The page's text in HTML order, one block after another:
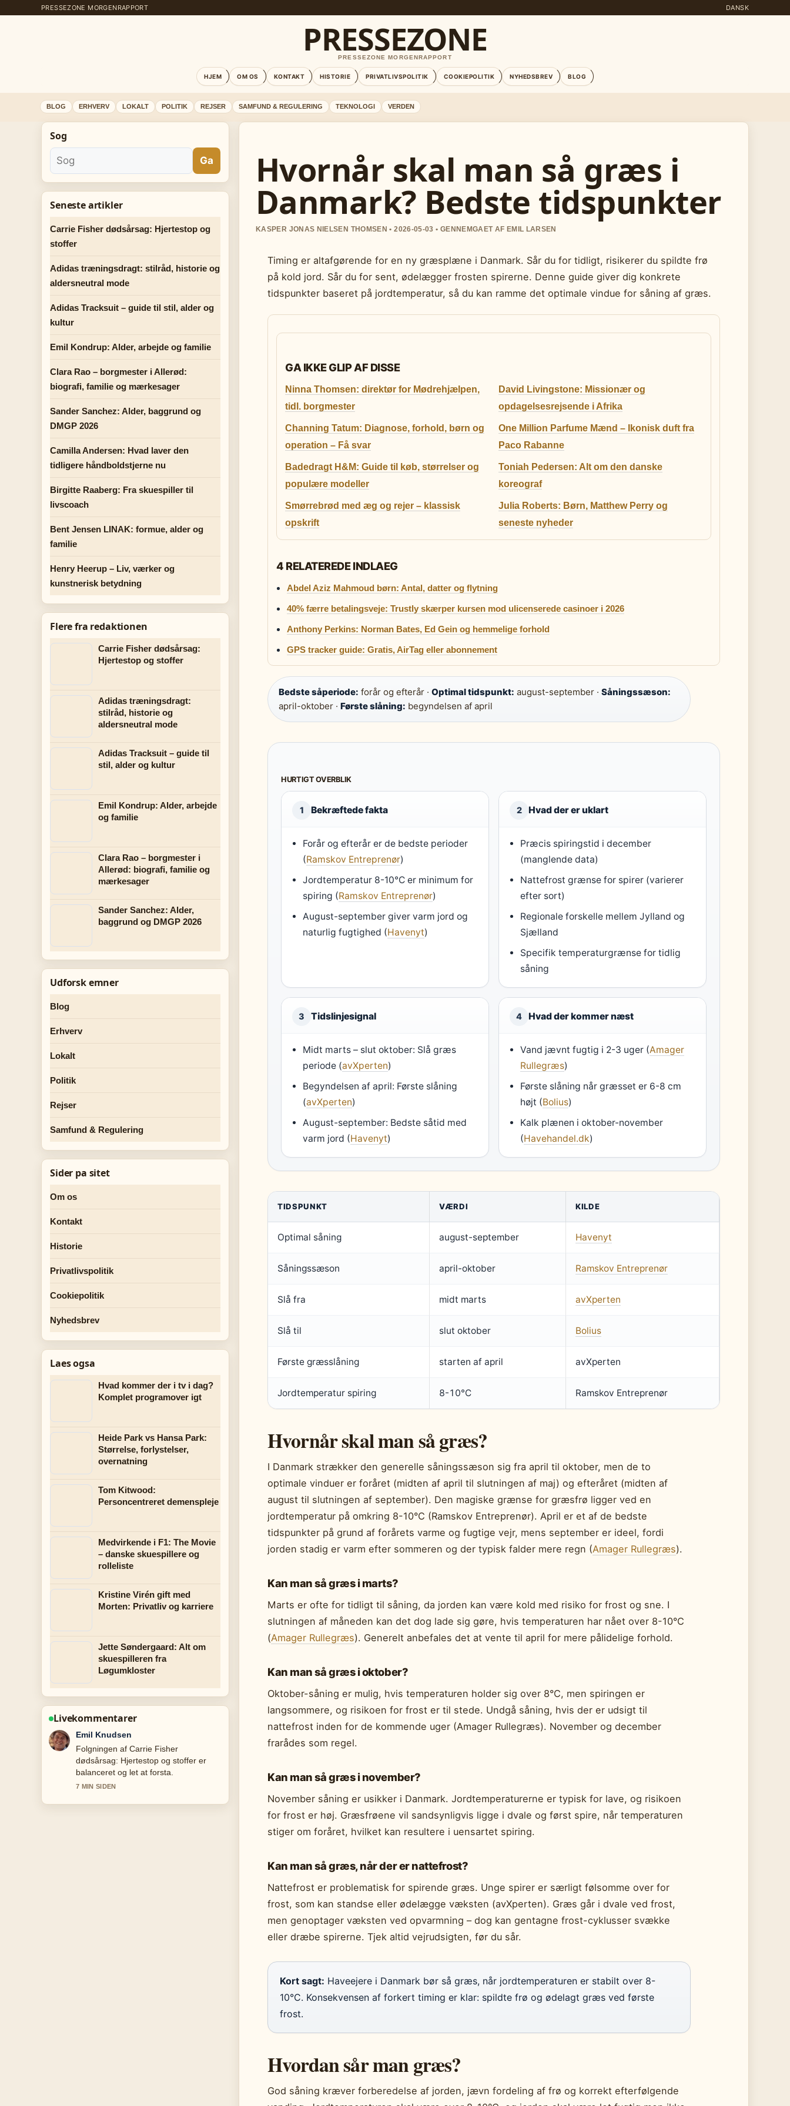
PRESSEZONE MORGENRAPPORT DANSK
PRESSEZONE
PRESSEZONE MORGENRAPPORT
HJEM OM OS KONTAKT HISTORIE PRIVATLIVSPOLITIK COOKIEPOLITIK NYHEDSBREV BLOG
BLOG ERHVERV LOKALT POLITIK REJSER SAMFUND & REGULERING TEKNOLOGI VERDEN
Hvornår skal man så græs i
Danmark? Bedste tidspunkter
KASPER JONAS NIELSEN THOMSEN • 2026-05-03 • GENNEMGAET AF EMIL LARSEN
Timing er altafgørende for en ny græsplæne i Danmark. Sår du for tidligt, risikerer du spildte frø
på kold jord. Sår du for sent, ødelægger frosten spirerne. Denne guide giver dig konkrete
tidspunkter baseret på jordtemperatur, så du kan ramme det optimale vindue for såning af græs.
GA IKKE GLIP AF DISSE
Ninna Thomsen: direktør for Mødrehjælpen,
tidl. borgmester
David Livingstone: Missionær og
opdagelsesrejsende i Afrika
Channing Tatum: Diagnose, forhold, børn og
operation – Få svar
One Million Parfume Mænd – Ikonisk duft fra
Paco Rabanne
Badedragt H&M: Guide til køb, størrelser og
populære modeller
Toniah Pedersen: Alt om den danske
koreograf
Smørrebrød med æg og rejer – klassisk
opskrift
Julia Roberts: Børn, Matthew Perry og
seneste nyheder
4 RELATEREDE INDLAEG
Abdel Aziz Mahmoud børn: Antal, datter og flytning
40% færre betalingsveje: Trustly skærper kursen mod ulicenserede casinoer i 2026
Anthony Perkins: Norman Bates, Ed Gein og hemmelige forhold
GPS tracker guide: Gratis, AirTag eller abonnement
Bedste såperiode: forår og efterår · Optimal tidspunkt: august-september · Såningssæson:
april-oktober · Første slåning: begyndelsen af april
HURTIGT OVERBLIK
1 Bekræftede fakta
Forår og efterår er de bedste perioder
(Ramskov Entreprenør)
Jordtemperatur 8-10°C er minimum for
spiring (Ramskov Entreprenør)
August-september giver varm jord og
naturlig fugtighed (Havenyt)
2 Hvad der er uklart
Præcis spiringstid i december
(manglende data)
Nattefrost grænse for spirer (varierer
efter sort)
Regionale forskelle mellem Jylland og
Sjælland
Specifik temperaturgrænse for tidlig
såning
3 Tidslinjesignal
Midt marts – slut oktober: Slå græs
periode (avXperten)
Begyndelsen af april: Første slåning
(avXperten)
August-september: Bedste såtid med
varm jord (Havenyt)
4 Hvad der kommer næst
Vand jævnt fugtig i 2-3 uger (Amager
Rullegræs)
Første slåning når græsset er 6-8 cm
højt (Bolius)
Kalk plænen i oktober-november
(Havehandel.dk)
TIDSPUNKT VÆRDI KILDE
Optimal såning august-september Havenyt
Såningssæson april-oktober Ramskov Entreprenør
Slå fra midt marts avXperten
Slå til slut oktober Bolius
Første græsslåning starten af april avXperten
Jordtemperatur spiring 8-10°C Ramskov Entreprenør
Hvornår skal man så græs?
I Danmark strækker den generelle såningssæson sig fra april til oktober, men de to
optimale vinduer er foråret (midten af april til slutningen af maj) og efteråret (midten af
august til slutningen af september). Den magiske grænse for græsfrø ligger ved en
jordtemperatur på omkring 8-10°C (Ramskov Entreprenør). April er et af de bedste
tidspunkter på grund af forårets varme og fugtige vejr, mens september er ideel, fordi
jorden stadig er varm efter sommeren og der typisk falder mere regn (Amager Rullegræs).
Kan man så græs i marts?
Marts er ofte for tidligt til såning, da jorden kan være kold med risiko for frost og sne. I
slutningen af måneden kan det dog lade sig gøre, hvis temperaturen har nået over 8-10°C
(Amager Rullegræs). Generelt anbefales det at vente til april for mere pålidelige forhold.
Kan man så græs i oktober?
Oktober-såning er mulig, hvis temperaturen holder sig over 8°C, men spiringen er
langsommere, og risikoen for frost er til stede. Undgå såning, hvis der er udsigt til
nattefrost inden for de kommende uger (Amager Rullegræs). November og december
frarådes som regel.
Kan man så græs i november?
November såning er usikker i Danmark. Jordtemperaturerne er typisk for lave, og risikoen
for frost er høj. Græsfrøene vil sandsynligvis ligge i dvale og først spire, når temperaturen
stiger om foråret, hvilket kan resultere i uensartet spiring.
Kan man så græs, når der er nattefrost?
Nattefrost er problematisk for spirende græs. Unge spirer er særligt følsomme over for
frost, som kan standse eller ødelægge væksten (avXperten). Græs går i dvale ved frost,
men genoptager væksten ved opvarmning – dog kan gentagne frost-cyklusser svække
eller dræbe spirerne. Tjek altid vejrudsigten, før du sår.
Kort sagt: Haveejere i Danmark bør så græs, når jordtemperaturen er stabilt over 8-
10°C. Konsekvensen af forkert timing er klar: spildte frø og ødelagt græs ved første
frost.
Hvordan sår man græs?
God såning kræver forberedelse af jorden, jævn fordeling af frø og korrekt efterfølgende
Sog
Ga
Seneste artikler
Carrie Fisher dødsårsag: Hjertestop og
stoffer
Adidas træningsdragt: stilråd, historie og
aldersneutral mode
Adidas Tracksuit – guide til stil, alder og
kultur
Emil Kondrup: Alder, arbejde og familie
Clara Rao – borgmester i Allerød:
biografi, familie og mærkesager
Sander Sanchez: Alder, baggrund og
DMGP 2026
Camilla Andersen: Hvad laver den
tidligere håndboldstjerne nu
Birgitte Raaberg: Fra skuespiller til
livscoach
Bent Jensen LINAK: formue, alder og
familie
Henry Heerup – Liv, værker og
kunstnerisk betydning
Flere fra redaktionen
Carrie Fisher dødsårsag:
Hjertestop og stoffer
Adidas træningsdragt:
stilråd, historie og
aldersneutral mode
Adidas Tracksuit – guide til
stil, alder og kultur
Emil Kondrup: Alder, arbejde
og familie
Clara Rao – borgmester i
Allerød: biografi, familie og
mærkesager
Sander Sanchez: Alder,
baggrund og DMGP 2026
Udforsk emner
Blog
Erhverv
Lokalt
Politik
Rejser
Samfund & Regulering
Sider pa sitet
Om os
Kontakt
Historie
Privatlivspolitik
Cookiepolitik
Nyhedsbrev
Laes ogsa
Hvad kommer der i tv i dag?
Komplet programover igt
Heide Park vs Hansa Park:
Størrelse, forlystelser,
overnatning
Tom Kitwood:
Personcentreret demenspleje
Medvirkende i F1: The Movie
– danske skuespillere og
rolleliste
Kristine Virén gift med
Morten: Privatliv og karriere
Jette Søndergaard: Alt om
skuespilleren fra
Løgumkloster
Livekommentarer
Freja Jensen
God kontekst om Adidas
træningsdragt: stilråd, historie og
aldersneutral mode. Bliv endelig ved
med at opdatere denne livestrad.